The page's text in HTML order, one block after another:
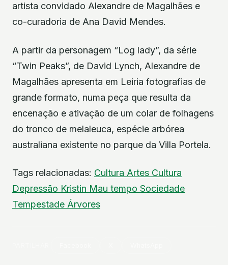
artista convidado Alexandre de Magalhães e
co-curadoria de Ana David Mendes.
A partir da personagem “Log lady”, da série
“Twin Peaks”, de David Lynch, Alexandre de
Magalhães apresenta em Leiria fotografias de
grande formato, numa peça que resulta da
encenação e ativação de um colar de folhagens
do tronco de melaleuca, espécie arbórea
australiana existente no parque da Villa Portela.
Tags relacionadas: Cultura Artes Cultura
Depressão Kristin Mau tempo Sociedade
Tempestade Árvores